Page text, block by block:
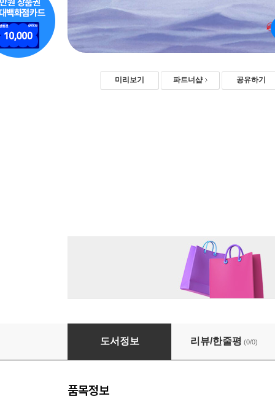
미리보기 파트너샵 공유하기
부모라는 항구, 자녀라는 배, 인생이란 항해
도서정보 리뷰/한줄평 (0/0)
품목정보